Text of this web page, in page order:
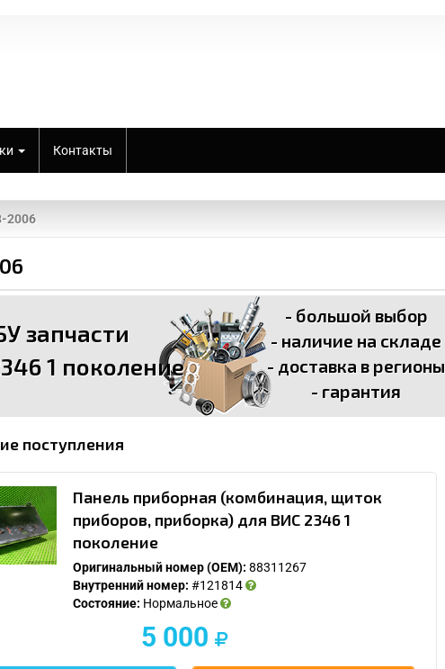
Контакты
2006
запчасти
1 поколение
- большой выбор
- наличие на складе
- доставка в регионы
- гарантия
поступления
Панель приборная (комбинация, щиток
приборов, приборка) для ВИС 2346 1
поколение
Оригинальный номер (OEM): 88311267
Внутренний номер: #121814
Состояние: Нормальное
5 000